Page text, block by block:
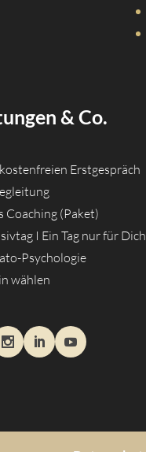
& Co.
Erstgespräch
Coaching (Paket)
I Ein Tag nur für Dich
Psychologie
wählen